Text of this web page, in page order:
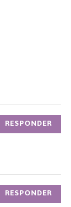
RESPONDER
RESPONDER